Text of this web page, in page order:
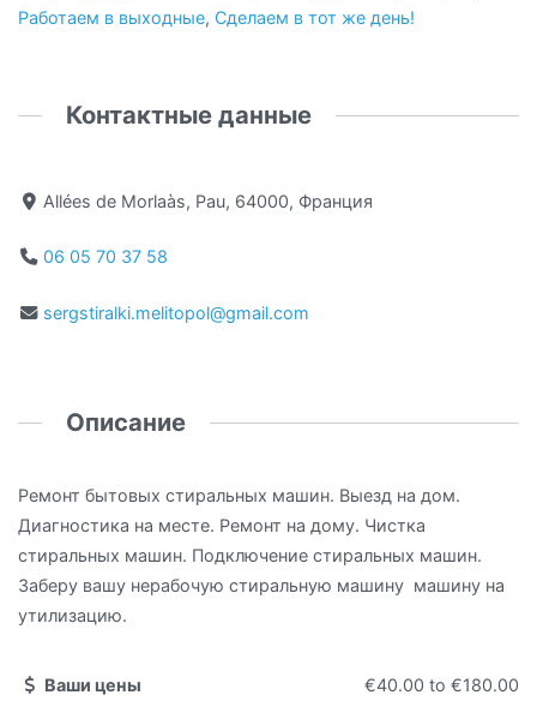
Работаем в выходные, Сделаем в тот же день!
Контактные данные
Allées de Morlaàs, Pau, 64000, Франция
06 05 70 37 58
sergstiralki.melitopol@gmail.com
Описание
Ремонт бытовых стиральных машин. Выезд на дом.
Диагностика на месте. Ремонт на дому. Чистка
стиральных машин. Подключение стиральных машин.
Заберу вашу нерабочую стиральную машину машину на
утилизацию.
Ваши цены €40.00 to €180.00